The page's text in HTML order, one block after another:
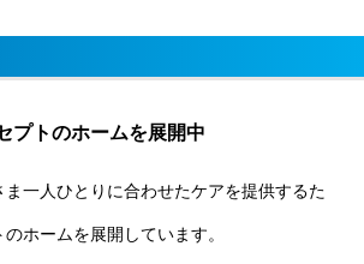
プトのホームを展開中
一人ひとりに合わせたケアを提供するた
ホームを展開しています。